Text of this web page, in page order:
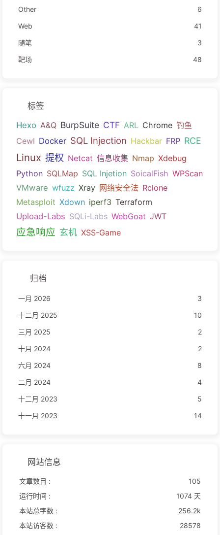
Other
6
Web
41
随笔
3
靶场
48
标签
Hexo A&Q BurpSuite CTF ARL Chrome 钓鱼
Cewl Docker SQL Injection Hackbar FRP RCE
Linux 提权 Netcat 信息收集 Nmap Xdebug
Python SQLMap SQL Injetion SoicalFish WPScan
VMware wfuzz Xray 网络安全法 Rclone
Metasploit Xdown iperf3 Terraform
Upload-Labs SQLi-Labs WebGoat JWT
应急响应 玄机 XSS-Game
归档
一月 2026
3
十二月 2025
10
三月 2025
2
十月 2024
2
六月 2024
8
二月 2024
4
十二月 2023
5
十一月 2023
14
网站信息
文章数目 :
105
运行时间 :
1074 天
本站总字数 :
256.2k
本站访客数 :
28578